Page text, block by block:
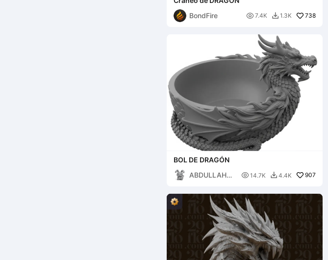
BondFire
 7.4K  1.3K 738
BOL DE DRAGÓN
ABDULLAH
 14.7K  4.4K 907